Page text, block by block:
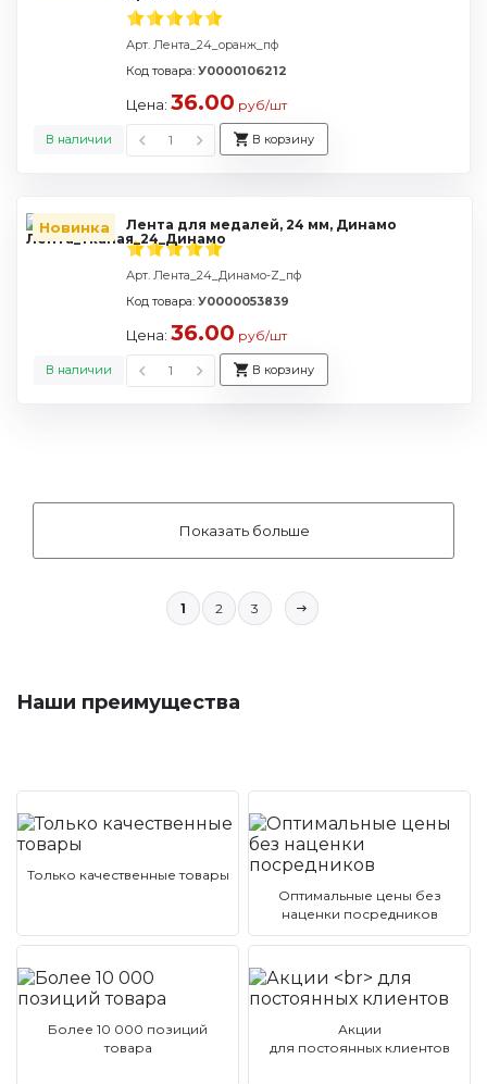
Арт. Лента_24_оранж_пф
В наличии
Код товара: У0000106212
Цена: 36.00 руб/шт
В корзину
Новинка Лента для медалей, 24 мм, Динамо
Арт. Лента_24_Динамо-Z_пф
В наличии
Код товара: У0000053839
Цена: 36.00 руб/шт
В корзину
Показать больше
1 2 3
Наши преимущества
Только качественные товары
Оптимальные цены без
наценки посредников
Более 10 000 позиций
товара
Акции
для постоянных клиентов